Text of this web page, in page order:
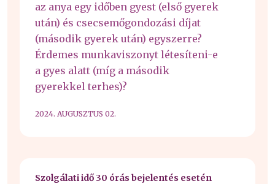
az anya egy időben gyest (első gyerek
után) és csecsemőgondozási díjat
(második gyerek után) egyszerre?
Érdemes munkaviszonyt létesíteni-e
a gyes alatt (míg a második
gyerekkel terhes)?
2024. AUGUSZTUS 02.
Szolgálati idő 30 órás bejelentés esetén